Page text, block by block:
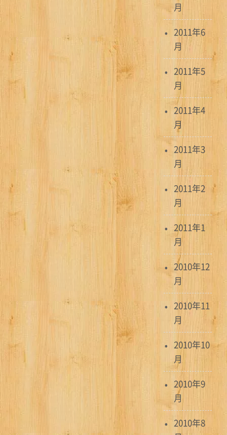
月
2011年6
月
2011年5
月
2011年4
月
2011年3
月
2011年2
月
2011年1
月
2010年12
月
2010年11
月
2010年10
月
2010年9
月
2010年8